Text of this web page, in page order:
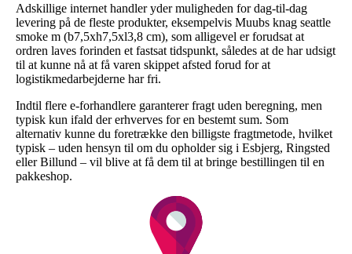
Adskillige internet handler yder muligheden for dag-til-dag
levering på de fleste produkter, eksempelvis Muubs knag seattle
smoke m (b7,5xh7,5xl3,8 cm), som alligevel er forudsat at
ordren laves forinden et fastsat tidspunkt, således at de har udsigt
til at kunne nå at få varen skippet afsted forud for at
logistikmedarbejderne har fri.
Indtil flere e-forhandlere garanterer fragt uden beregning, men
typisk kun ifald der erhverves for en bestemt sum. Som
alternativ kunne du foretrække den billigste fragtmetode, hvilket
typisk – uden hensyn til om du opholder sig i Esbjerg, Ringsted
eller Billund – vil blive at få dem til at bringe bestillingen til en
pakkeshop.